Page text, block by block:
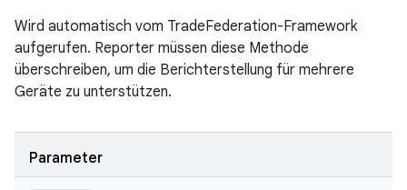
Wird automatisch vom TradeFederation-Framework
aufgerufen. Reporter müssen diese Methode
überschreiben, um die Berichterstellung für mehrere
Geräte zu unterstützen.
Parameter